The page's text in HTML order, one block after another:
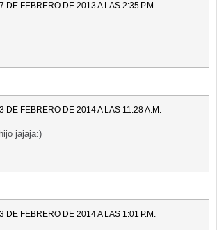
7 DE FEBRERO DE 2013 A LAS 2:35 P.M.
3 DE FEBRERO DE 2014 A LAS 11:28 A.M.
jajaja:)
3 DE FEBRERO DE 2014 A LAS 1:01 P.M.